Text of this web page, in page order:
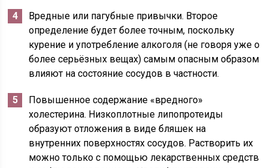
Вредные или пагубные привычки. Второе
определение будет более точным, поскольку
курение и употребление алкоголя (не говоря уже о
более серьёзных вещах) самым опасным образом
влияют на состояние сосудов в частности.
Повышенное содержание «вредного»
холестерина. Низкоплотные липопротеиды
образуют отложения в виде бляшек на
внутренних поверхностях сосудов. Растворить их
можно только с помощью лекарственных средств